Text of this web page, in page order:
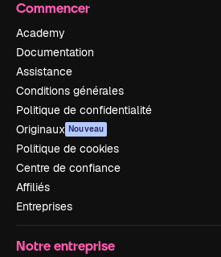
Commencer
Academy
Documentation
Assistance
Conditions générales
Politique de confidentialité
Originaux Nouveau
Politique de cookies
Centre de confiance
Affiliés
Entreprises
Notre entreprise